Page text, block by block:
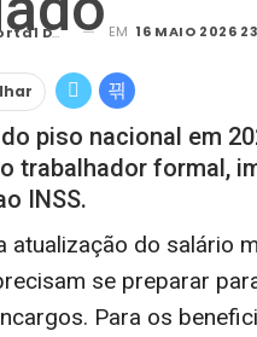
DBC EM 16 MAIO 2026
piso nacional em
trabalhador formal,
INSS.
atualização do salário
se preparar
Para os